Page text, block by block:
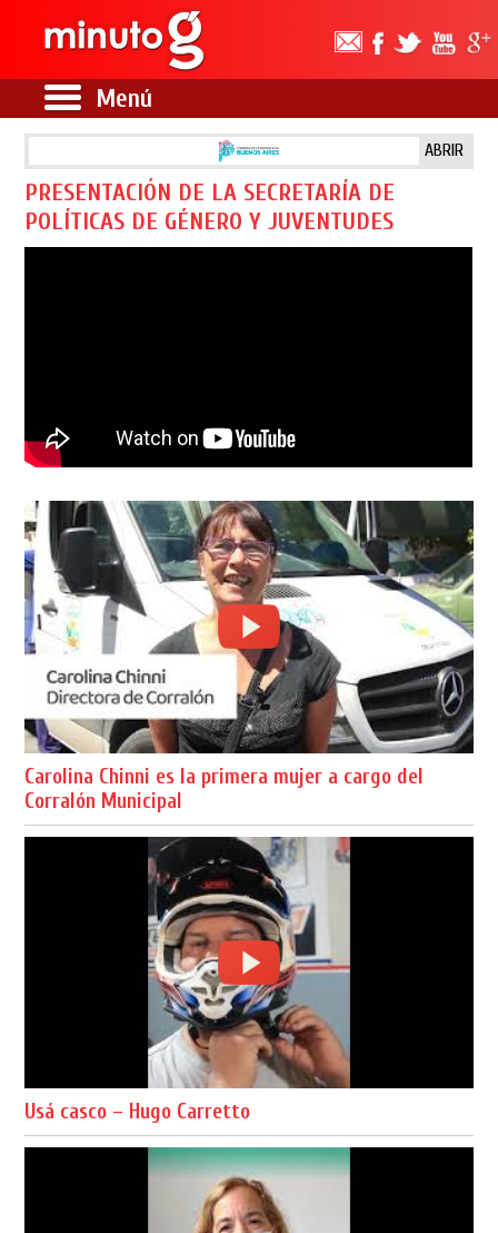
Menú
ABRIR
PRESENTACIÓN DE LA SECRETARÍA DE
POLÍTICAS DE GÉNERO Y JUVENTUDES
Carolina Chinni es la primera mujer a cargo del
Corralón Municipal
Usá casco – Hugo Carretto